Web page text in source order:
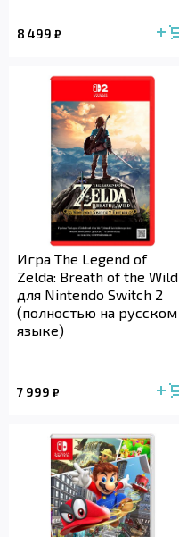
8 499 ₽
Игра The Legend of
Zelda: Breath of the Wild
для Nintendo Switch 2
(полностью на русском
языке)
7 999 ₽